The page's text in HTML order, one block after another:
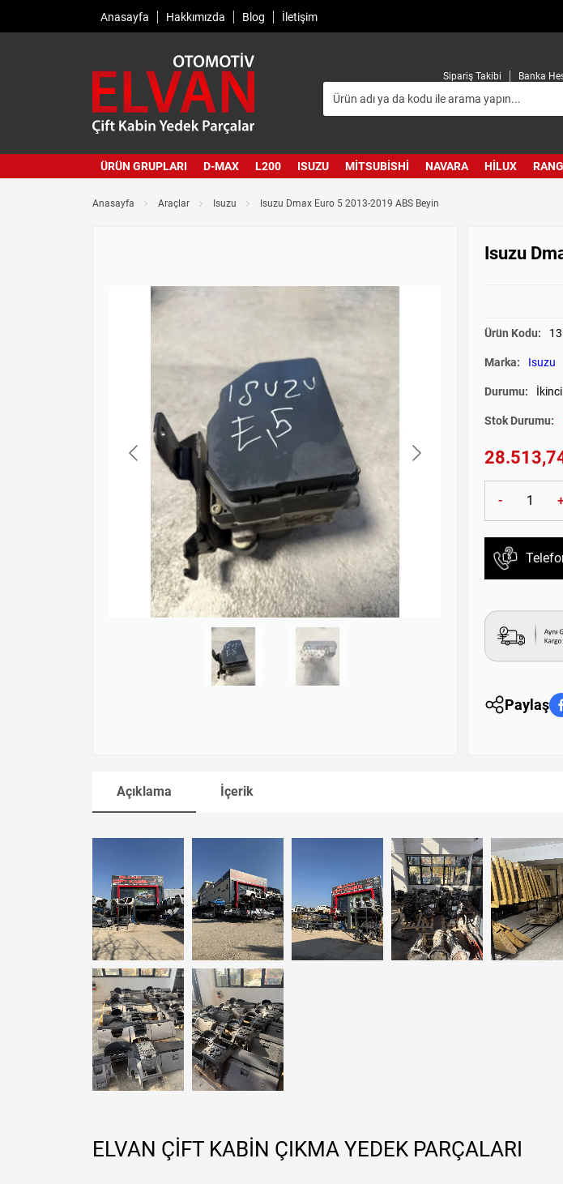
Anasayfa Hakkımızda Blog İletişim
Sipariş Takibi Banka
ÜRÜN GRUPLARI D-MAX L200 ISUZU MITSUBISHI NAVARA HILUX
Anasayfa Araçlar Isuzu Isuzu Dmax Euro 5 2013-2019 ABS Beyin
Isuzu
Ürün Kodu:
Marka: Isuzu
Durumu: İkinci
Stok Durumu:
-
Paylaş
Açıklama İçerik
ELVAN ÇİFT KABİN ÇIKMA YEDEK PARÇALARI